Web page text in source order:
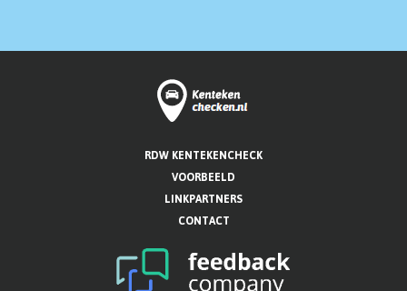
RDW KENTEKENCHECK
VOORBEELD
LINKPARTNERS
CONTACT